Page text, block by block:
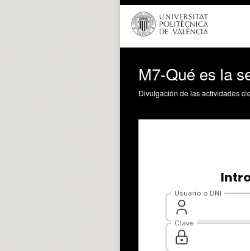
M7-Qué es la
Divulgación de las actividades